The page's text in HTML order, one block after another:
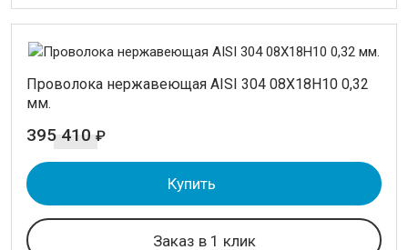
Проволока нержавеющая AISI 304 08Х18Н10 0,32
мм.
395 410 ₽
Купить
Заказ в 1 клик